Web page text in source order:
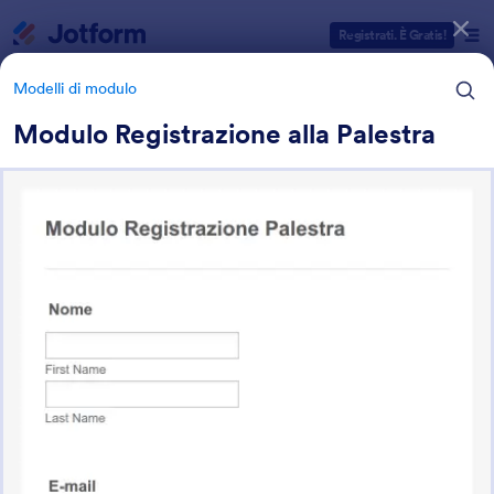
Registrati. È Gratis!
Modelli di modulo
Modulo Registrazione alla Palestra
Modelli di modulo
Categorie Template Moduli